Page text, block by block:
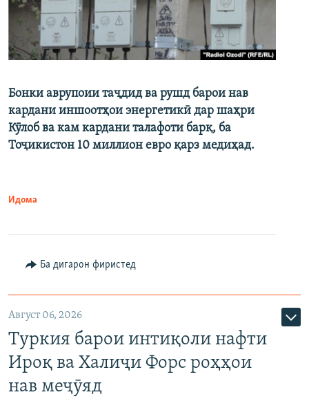
Бонки аврупоии таҷдид ва рушд барои нав
кардани иншоотҳои энергетикӣ дар шаҳри
Кӯлоб ва кам кардани талафоти барқ, ба
Тоҷикистон 10 миллион евро қарз медиҳад.
Идома
Ба дигарон фиристед
Август 06, 2026
Туркия барои интиқоли нафти
Ироқ ва Халиҷи Форс роҳҳои
нав меҷӯяд